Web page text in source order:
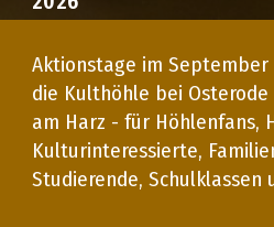
Aktionstage im September
die Kulthöhle bei
am Harz - für Höhlenfans,
Kulturinteressierte,
Studierende, Schulklassen